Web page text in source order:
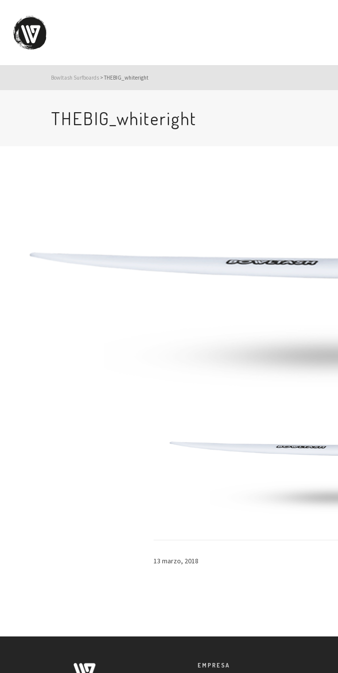
Bowltash Surfboards >THEBIG_whiteright
THEBIG_whiteright
13 marzo, 2018
EMPRESA